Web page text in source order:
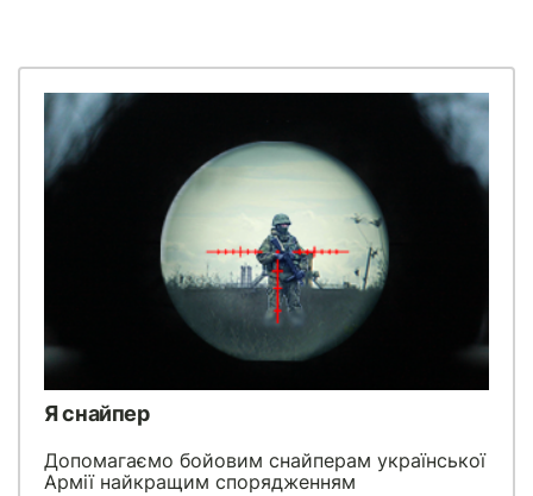
Я снайпер
Допомагаємо бойовим снайперам української
Армії найкращим спорядженням